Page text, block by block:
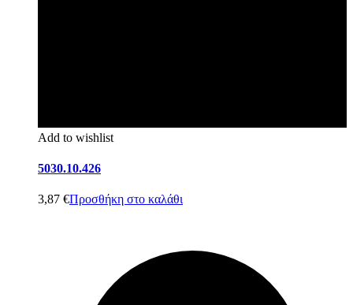
Add to wishlist
5030.10.426
3,87 €Προσθήκη στο καλάθι